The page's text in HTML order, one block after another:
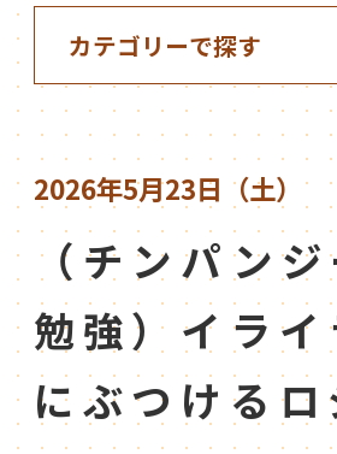
2026年5月23日（土）
（チンパン
勉強）イラ
にぶつけるロ